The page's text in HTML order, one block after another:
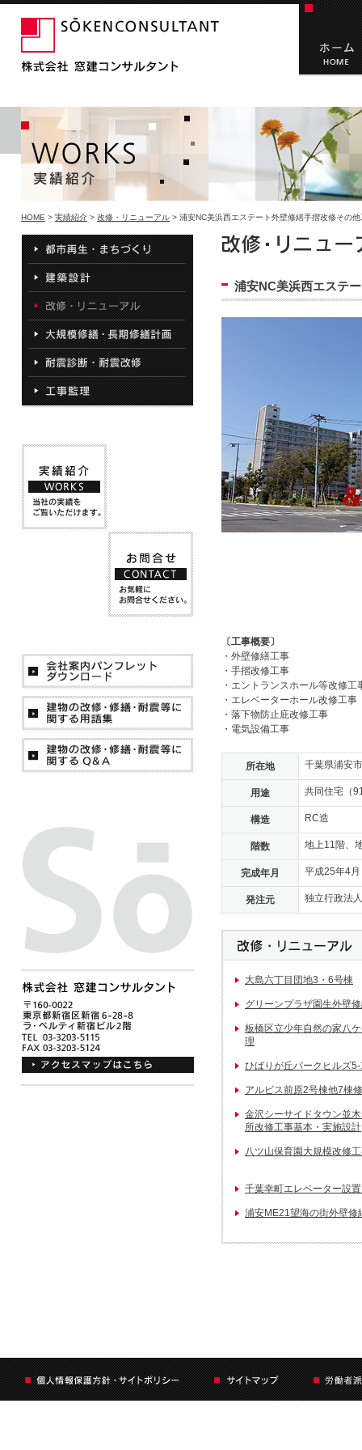
HOME > 実績紹介 > 改修・リニューアル > 浦安NC美浜西エステート外壁修繕手摺改修その他
浦安NC美浜西エステ
〔工事概要〕
・外壁修繕工事
・手摺改修工事
・エントランスホール等改修工
・エレベーターホール改修工事
・落下物防止庇改修工事
・電気設備工事
所在地 千葉県浦安市
用途 共同住宅（
構造 RC造
階数 地上11階、
完成年月 平成25年4月
発注元 独立行政法
大島六丁目団地3・6号棟
グリーンプラザ園生外壁
板橋区立少年自然の家八
理
ひばりが丘パークヒルズ
アルビス前原2号棟他7棟
金沢シーサイドタウン並
所改修工事基本・実施設計
八ツ山保育園大規模改修
千葉幸町エレベーター設
浦安ME21望海の街外壁修